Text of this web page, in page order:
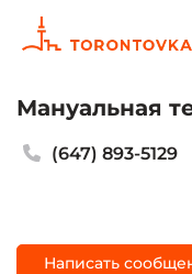
Мануальная
(647) 893-5129
Написать